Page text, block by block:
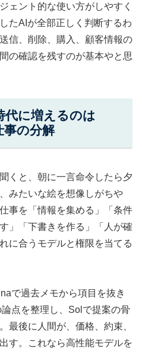
ェント的な使い方がしやすく
たAIが全部正しく判断するわ
信、削除、購入、顧客情報の
の確認を残すのが基本やと思
代に増えるのは
事の分解
くと、朝に一言命令したら夕
みたいな絵を想像しがちや
事を「情報を集める」「条件
」「下書きを作る」「人が確
に合うモデルと権限を当てる
で過去メモから項目を抜き
点を整理し、Solで提案の骨
最後に人間が、価格、約束、
す。これなら高性能モデルを